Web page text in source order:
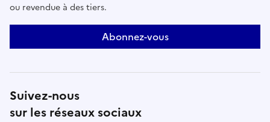
ou revendue à des tiers.
Abonnez-vous
Suivez-nous
sur les réseaux sociaux